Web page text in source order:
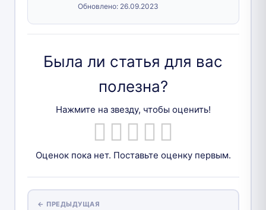
Обновлено: 26.09.2023
Была ли статья для вас
полезна?
Нажмите на звезду, чтобы оценить!
Оценок пока нет. Поставьте оценку первым.
← ПРЕДЫДУЩАЯ